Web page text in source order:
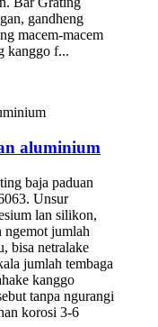
gandheng
macem-macem
kanggo f...
aluminium
baja paduan
Unsur
lan silikon,
ngemot jumlah
bisa netralake
jumlah tembaga
kanggo
tanpa ngurangi
korosi 3-6